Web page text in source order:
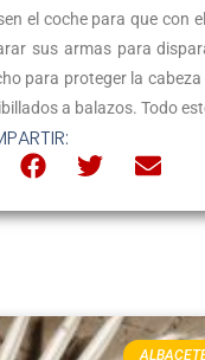
el coche para que con
sus armas para
para proteger la
a balazos. Todo